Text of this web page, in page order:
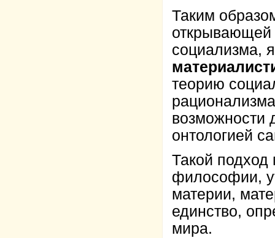
Таким
открывающей
социализма,
теорию
возможности
онтологией
Такой подход
философии,
материи,
единство,
мира.